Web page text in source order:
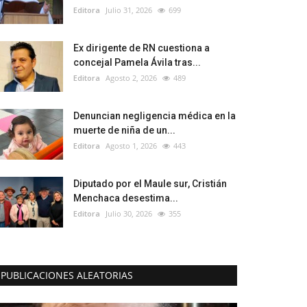
Editora Julio 31, 2026 699
Ex dirigente de RN cuestiona a
concejal Pamela Ávila tras...
Editora Agosto 2, 2026 489
Denuncian negligencia médica en la
muerte de niña de un...
Editora Agosto 1, 2026 443
Diputado por el Maule sur, Cristián
Menchaca desestima...
Editora Julio 30, 2026 355
PUBLICACIONES ALEATORIAS